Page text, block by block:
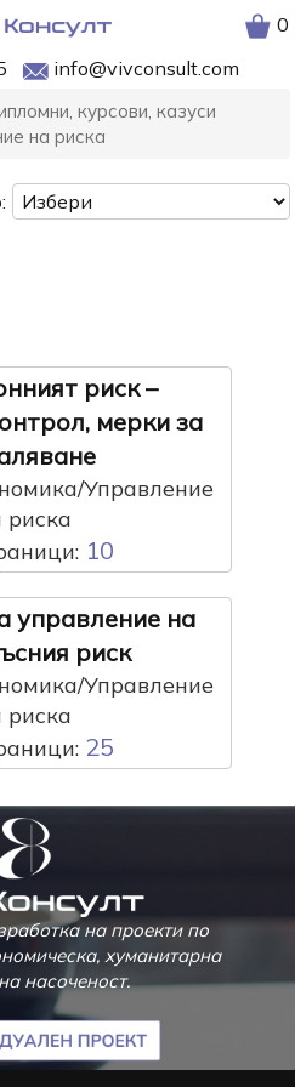
0
info@vivconsult.com
курсови, казуси
на риска
риск –
мерки за
Управление
риска
10
управление на
риск
Управление
риска
25
на проекти по
хуманитарна
насоченост.